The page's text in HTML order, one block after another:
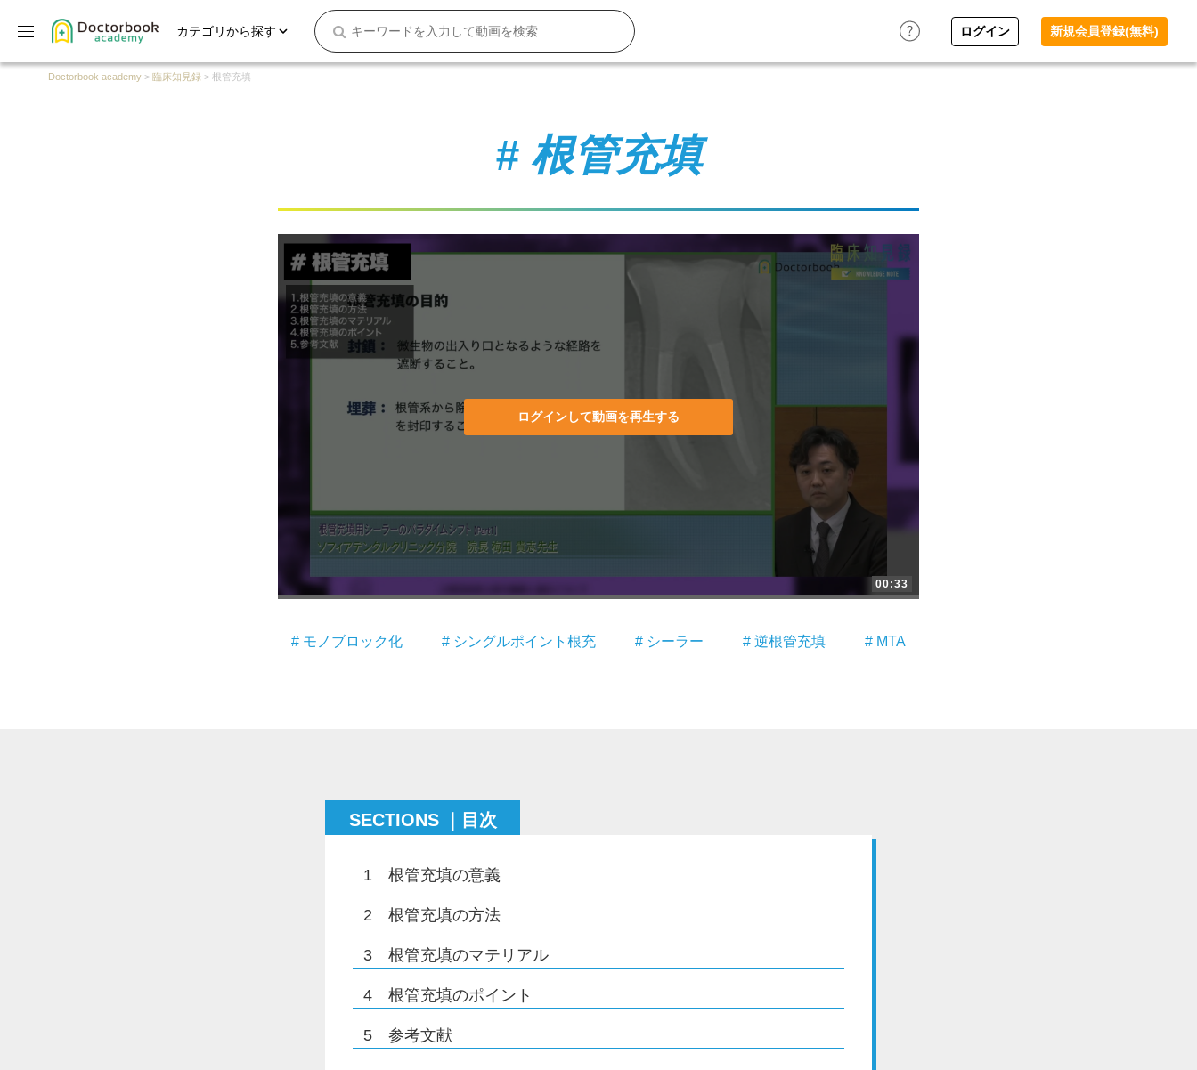
カテゴリから探す
保存修復
口腔外科・歯科麻酔
デジタル・歯科技工
マイクロ・レーザー
ログイン 新規会員登録(無料)
Doctorbook academy > 臨床知見録 > 根管充填
# 根管充填
ログインして動画を再生する
00:33
# モノブロック化 # シングルポイント根充 # シーラー # 逆根管充填 # MTA
SECTIONS ｜目次
1
根管充填の意義
2
根管充填の方法
3
根管充填のマテリアル
4
根管充填のポイント
5
参考文献